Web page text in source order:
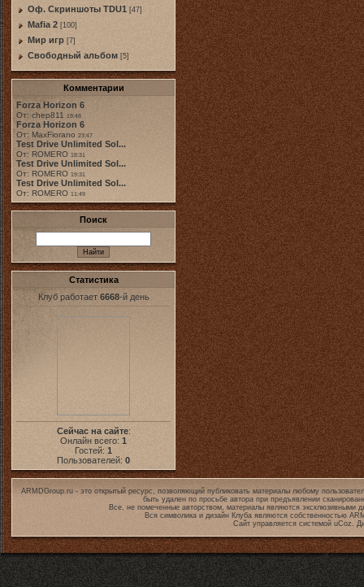
Оф. Скриншоты TDU1 [47]
Mafia 2 [100]
Мир игр [7]
Свободный альбом [5]
Комментарии
Forza Horizon 6
От: chep811 19:48
Forza Horizon 6
От: MaxFiorano 23:47
Test Drive Unlimited Sol...
От: ROMERO 18:31
Test Drive Unlimited Sol...
От: ROMERO 19:31
Test Drive Unlimited Sol...
От: ROMERO 11:49
Поиск
Статистика
Клуб работает 6668-й день
Сейчас на сайте:
Онлайн всего: 1
Гостей: 1
Пользователей: 0
ARMDGroup.ru - это открытый ресурс, позволяющий публиковать материалы любому
быть удален по просьбе автора при предъявлении
Все, не помеченные авторством, материалы являются эксклюзивными
Вся символика и дизайн Клуба являются собственностью
Сайт управляется системой uCoz.